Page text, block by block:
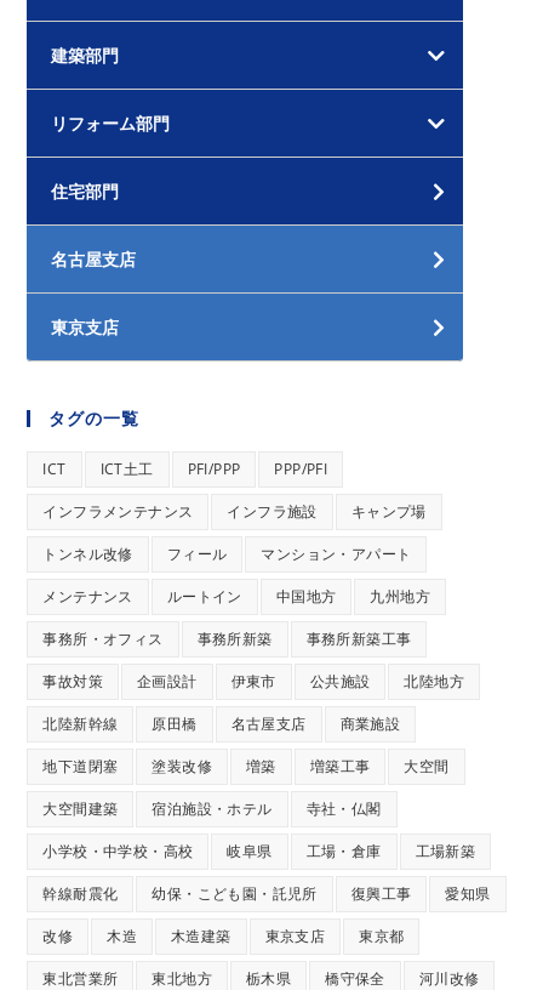
建築部門
リフォーム部門
住宅部門
名古屋支店
東京支店
タグの一覧
ICT ICT土工 PFI/PPP PPP/PFI
インフラメンテナンス インフラ施設 キャンプ場
トンネル改修 フィール マンション・アパート
メンテナンス ルートイン 中国地方 九州地方
事務所・オフィス 事務所新築 事務所新築工事
事故対策 企画設計 伊東市 公共施設 北陸地方
北陸新幹線 原田橋 名古屋支店 商業施設
地下道閉塞 塗装改修 増築 増築工事 大空間
大空間建築 宿泊施設・ホテル 寺社・仏閣
小学校・中学校・高校 岐阜県 工場・倉庫 工場新築
幹線耐震化 幼保・こども園・託児所 復興工事 愛知県
改修 木造 木造建築 東京支店 東京都
東北営業所 東北地方 栃木県 橋守保全 河川改修